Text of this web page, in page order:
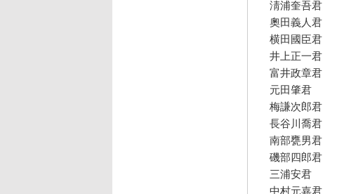
淸浦奎吾君
奧田義人君
横田國臣君
井上正一君
富井政章君
元田肇君
梅謙次郎君
長谷川喬君
南部甕男君
磯部四郎君
三浦安君
中村元嘉君